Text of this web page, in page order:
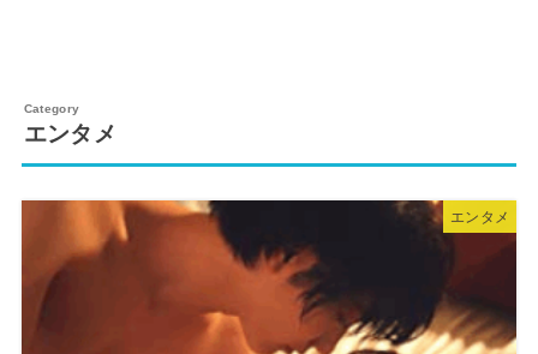
エンタメ
エンタメ